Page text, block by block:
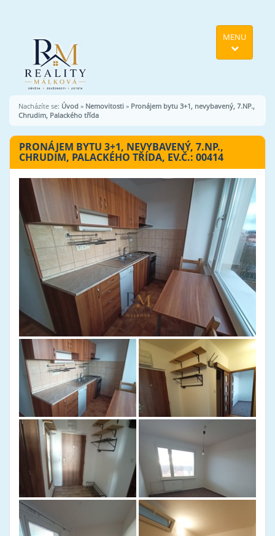
MENU
Nacházíte se: Úvod » Nemovitosti » Pronájem bytu 3+1, nevybavený, 7.NP.,
Chrudim, Palackého třída
PRONÁJEM BYTU 3+1, NEVYBAVENÝ, 7.NP.,
CHRUDIM, PALACKÉHO TŘÍDA, EV.Č.: 00414